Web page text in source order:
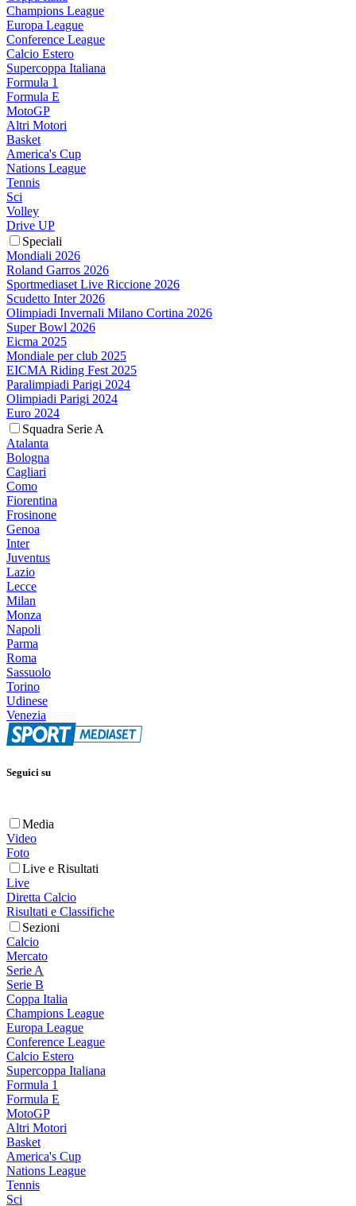
Champions League
Europa League
Conference League
Calcio Estero
Supercoppa Italiana
Formula 1
Formula E
MotoGP
Altri Motori
Basket
America's Cup
Nations League
Tennis
Sci
Volley
Drive UP
Speciali
Mondiali 2026
Roland Garros 2026
Sportmediaset Live Riccione 2026
Scudetto Inter 2026
Olimpiadi Invernali Milano Cortina 2026
Super Bowl 2026
Eicma 2025
Mondiale per club 2025
EICMA Riding Fest 2025
Paralimpiadi Parigi 2024
Olimpiadi Parigi 2024
Euro 2024
Squadra Serie A
Atalanta
Bologna
Cagliari
Como
Fiorentina
Frosinone
Genoa
Inter
Juventus
Lazio
Lecce
Milan
Monza
Napoli
Parma
Roma
Sassuolo
Torino
Udinese
Venezia
Seguici su
Media
Video
Foto
Live e Risultati
Live
Diretta Calcio
Risultati e Classifiche
Sezioni
Calcio
Mercato
Serie A
Serie B
Coppa Italia
Champions League
Europa League
Conference League
Calcio Estero
Supercoppa Italiana
Formula 1
Formula E
MotoGP
Altri Motori
Basket
America's Cup
Nations League
Tennis
Sci